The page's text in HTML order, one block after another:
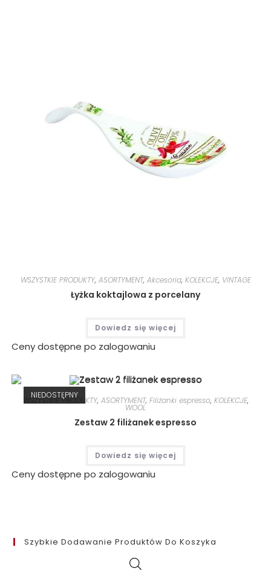
WSZYSTKIE PRODUKTY, ASORTYMENT, Akcesoria, KOLEKCJE, VINTAGE
Łyżka koktajlowa z porcelany
Dowiedz się więcej
Ceny dostępne po zalogowaniu
NIEDOSTĘPNY
WSZYSTKIE PRODUKTY, ASORTYMENT, Filiżanki espresso, KOLEKCJE,
WOOL
Zestaw 2 filiżanek espresso
Dowiedz się więcej
Ceny dostępne po zalogowaniu
Szybkie Dodawanie Produktów Do Koszyka